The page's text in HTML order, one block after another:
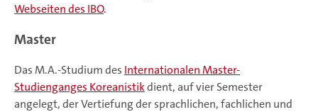
Webseiten des IBO.
Master
Das M.A.-Studium des Internationalen Master-
Studienganges Koreanistikdient, auf vier Semester
angelegt, der Vertiefung der sprachlichen, fachlichen und